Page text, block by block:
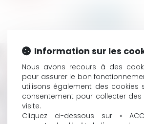
HISTORIQUE
DIFFAMATION SUR INTERNET: LE
PRESCRIPTION BIENTÔT
LES AIDES PUBLIQUES AUX
LA LOI SUR LES CONTRATS DE
Information sur les
Nous avons recours à des
pour assurer le bon
utilisons également des cookies
consentement pour collecter
visite.
Cliquez ci-dessous sur «